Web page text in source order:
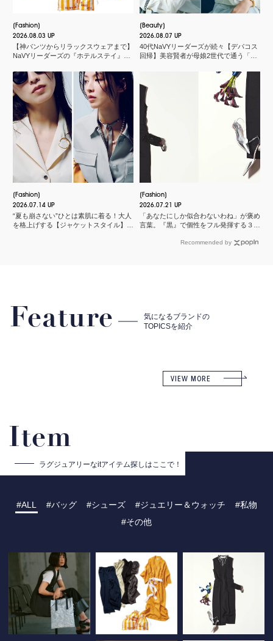
Fashion
2026.08.03 UP
【神パンツからリラックスウェアまで】
NaVYリーダーズの『ホテルステイ』に
Beauty
2026.08.07 UP
40代NaVYリーダーズが続々【デパコス
回帰】美容賢者が母娘2世代で通う「化
Fashion
2026.07.14 UP
“夏も崩さない”ひとは素肌に着る！大人
を格上げする【ジャケットスタイル】厳
Fashion
2026.07.21 UP
「あなたにしか似合わないわね」が褒め
言葉。『黒』で個性をフル発揮する３つ
Recommended by
Feature
気になるブランドの
TOPICSを紹介
VIEW MORE
Item
ラグジュアリーなitアイテム探しはここで！
ALL バッグ シューズ ジュエリー＆ウォッチ
私物
その他